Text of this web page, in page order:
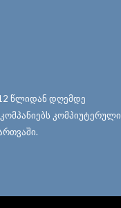
წლიდან დღემდე
კომპიუტერული